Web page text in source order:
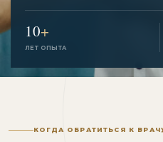
10+
ЛЕТ ОПЫТА
КОГДА ОБРАТИТЬСЯ К